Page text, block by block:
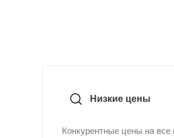
Низкие цены
Конкурентные цены на все